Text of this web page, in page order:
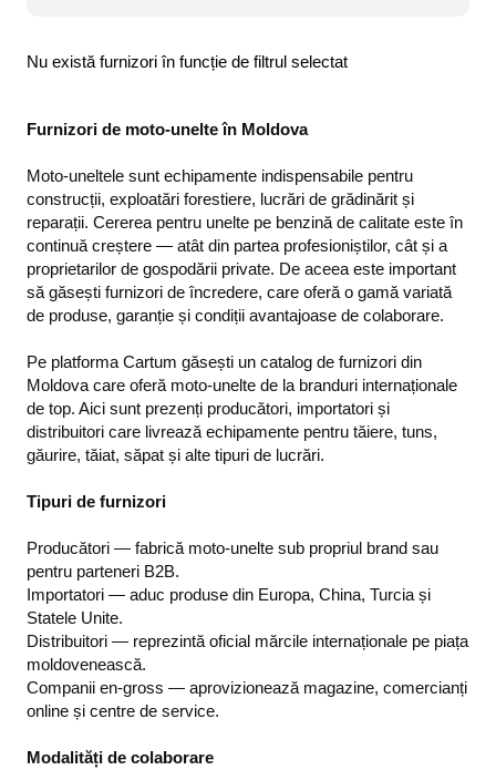
Nu există furnizori în funcție de filtrul selectat
Furnizori de moto-unelte în Moldova
Moto-uneltele sunt echipamente indispensabile pentru
construcții, exploatări forestiere, lucrări de grădinărit și
reparații. Cererea pentru unelte pe benzină de calitate este în
continuă creștere — atât din partea profesioniștilor, cât și a
proprietarilor de gospodării private. De aceea este important
să găsești furnizori de încredere, care oferă o gamă variată
de produse, garanție și condiții avantajoase de colaborare.
Pe platforma Cartum găsești un catalog de furnizori din
Moldova care oferă moto-unelte de la branduri internaționale
de top. Aici sunt prezenți producători, importatori și
distribuitori care livrează echipamente pentru tăiere, tuns,
găurire, tăiat, săpat și alte tipuri de lucrări.
Tipuri de furnizori
Producători — fabrică moto-unelte sub propriul brand sau
pentru parteneri B2B.
Importatori — aduc produse din Europa, China, Turcia și
Statele Unite.
Distribuitori — reprezintă oficial mărcile internaționale pe piața
moldovenească.
Companii en-gross — aprovizionează magazine, comercianți
online și centre de service.
Modalități de colaborare